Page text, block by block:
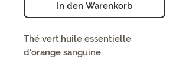
In den Warenkorb
Thé vert,huile essentielle
d'orange sanguine.